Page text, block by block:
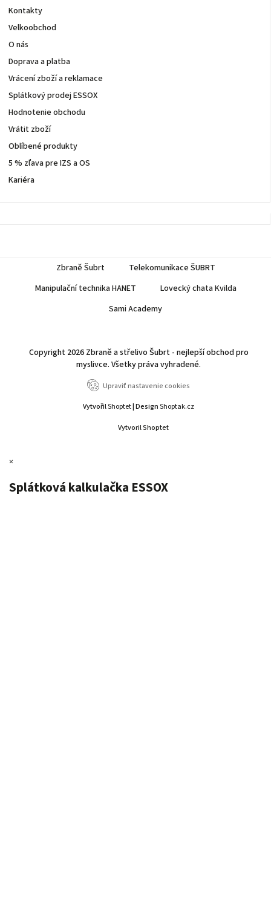
Kontakty
Velkoobchod
O nás
Doprava a platba
Vrácení zboží a reklamace
Splátkový prodej ESSOX
Hodnotenie obchodu
Vrátit zboží
Oblíbené produkty
5 % zľava pre IZS a OS
Kariéra
Zbraně Šubrt
Telekomunikace ŠUBRT
Manipulační technika HANET
Lovecký chata Kvilda
Sami Academy
Vytvoril Shoptet
Copyright 2026 Zbraně a střelivo Šubrt - nejlepší obchod pro
myslivce. Všetky práva vyhradené.
Upraviť nastavenie cookies
VytvořilShoptet| DesignShoptak.cz
×
Splátková kalkulačka ESSOX